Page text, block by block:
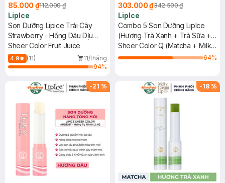
85.000 ₫112.000 ₫
LipIce
Son Dưỡng Lipice Trái Cây
Strawberry - Hồng Dâu Dịu
Ngọt 4g
Sheer Color Fruit Juice
4.9 (11)
11/tháng
94%
303.000 ₫342.500 ₫
LipIce
Combo 5 Son Dưỡng LipIce
(Hương Trà Xanh + Trà Sữa +
Trà Dâu + Trà Đào + Choco
Mint) 2.4g
Sheer Color Q (Matcha + Milk
Tea + Strawberry Tea + Peach
64%
-21 % -18 %